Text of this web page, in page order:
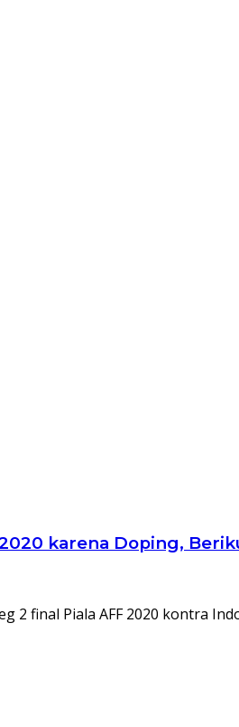
karena Doping,
2 final Piala AFF 2020 kontra